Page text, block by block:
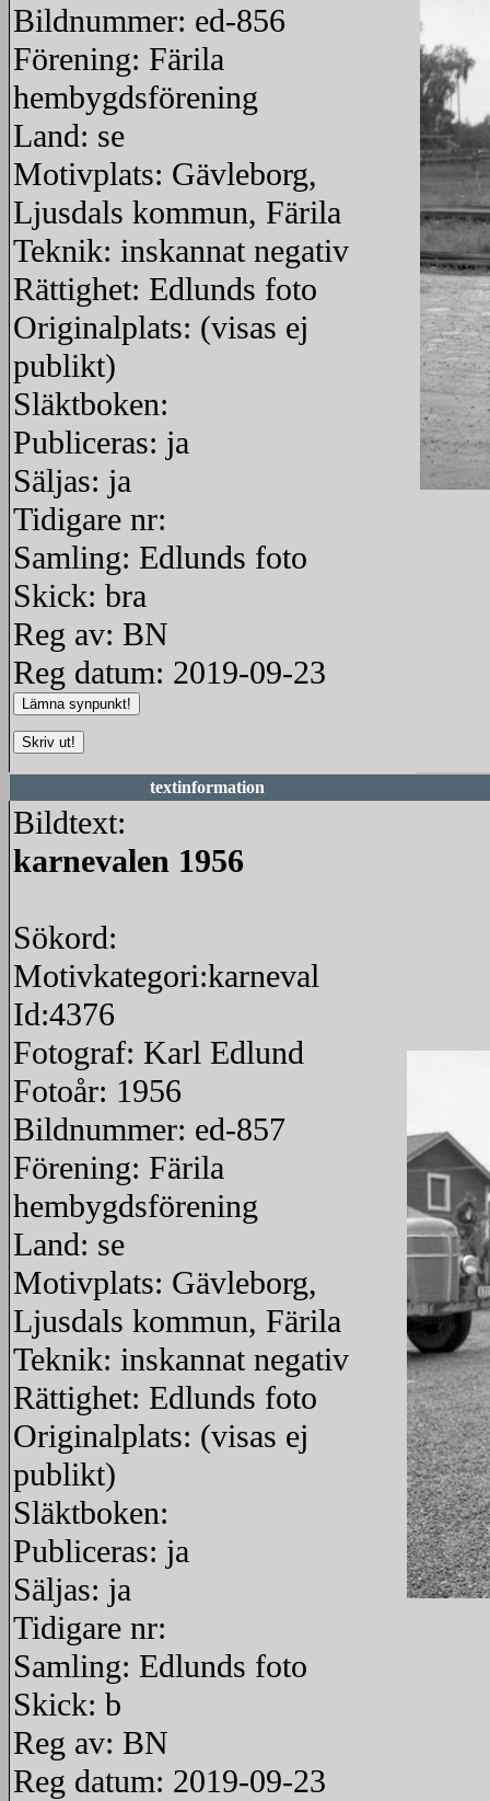
Bildnummer: ed-856
Förening: Färila
hembygdsförening
Land: se
Motivplats: Gävleborg,
Ljusdals kommun, Färila
Teknik: inskannat negativ
Rättighet: Edlunds foto
Originalplats: (visas ej
publikt)
Släktboken:
Publiceras: ja
Säljas: ja
Tidigare nr:
Samling: Edlunds foto
Skick: bra
Reg av: BN
Reg datum: 2019-09-23
textinformation
Bildtext:
karnevalen 1956
Sökord:
Motivkategori:karneval
Id:4376
Fotograf: Karl Edlund
Fotoår: 1956
Bildnummer: ed-857
Förening: Färila
hembygdsförening
Land: se
Motivplats: Gävleborg,
Ljusdals kommun, Färila
Teknik: inskannat negativ
Rättighet: Edlunds foto
Originalplats: (visas ej
publikt)
Släktboken:
Publiceras: ja
Säljas: ja
Tidigare nr:
Samling: Edlunds foto
Skick: b
Reg av: BN
Reg datum: 2019-09-23